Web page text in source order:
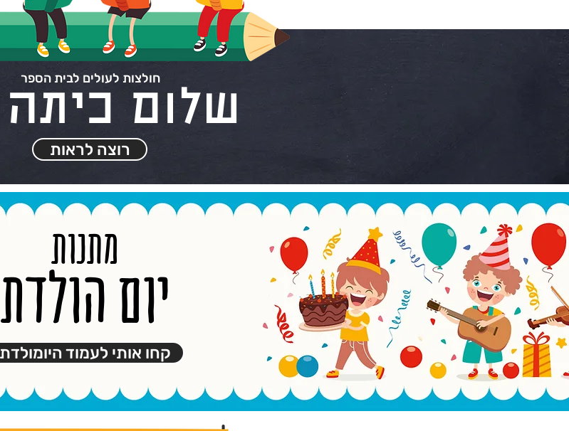
חולצות לעולים לבית הספר
שלום
רוצה לראות
מתנות
יום הולדת
קחו אותי לעמוד היומולדת